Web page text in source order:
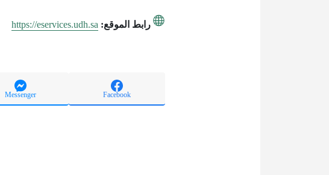
رابط الموقع: https://eservices.udh.sa
Facebook
Messenger